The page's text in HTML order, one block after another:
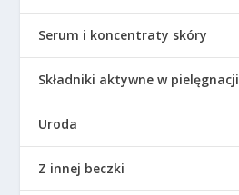
Serum i koncentraty skóry
Składniki aktywne w pielęgnacji
Uroda
Z innej beczki